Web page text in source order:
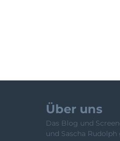
Über uns
Das Blog und
und Sascha